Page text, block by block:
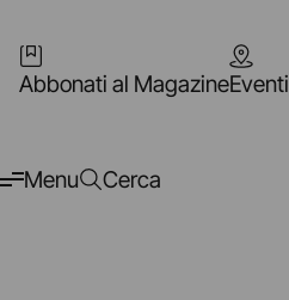
Abbonati al MagazineEventi
Menu Cerca